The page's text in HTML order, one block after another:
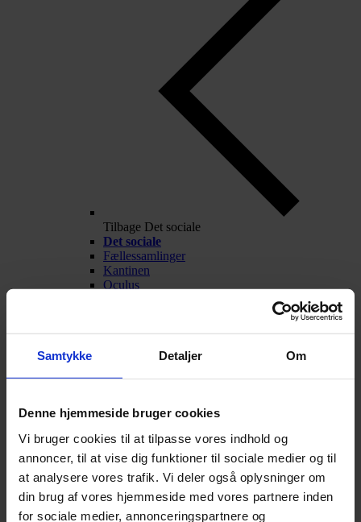
Samtykke Detaljer Om
Denne hjemmeside bruger cookies
Vi bruger cookies til at tilpasse vores indhold og
annoncer, til at vise dig funktioner til sociale medier og til
at analysere vores trafik. Vi deler også oplysninger om
din brug af vores hjemmeside med vores partnere inden
for sociale medier, annonceringspartnere og
Tilbage Det sociale
Det sociale
Fællessamlinger
Kantinen
Oculus
Arrangementer